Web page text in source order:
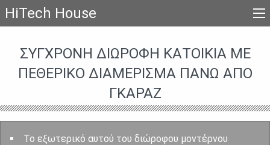
HiTech House
ΣΎΓΧΡΟΝΗ ΔΙΏΡΟΦΗ ΚΑΤΟΙΚΊΑ ΜΕ
ΠΕΘΕΡΙΚΌ ΔΙΑΜΈΡΙΣΜΑ ΠΆΝΩ ΑΠΌ
ΓΚΑΡΆΖ
Το εξωτερικό αυτού του διώροφου μοντέρνου